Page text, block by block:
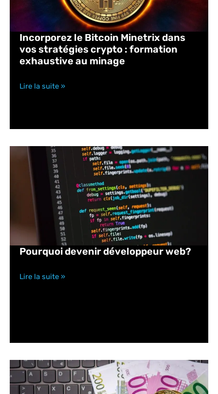
Incorporez le Bitcoin Minetrix dans
vos stratégies crypto : formation
exhaustive au minage
Lire la suite »
Pourquoi devenir développeur web?
Lire la suite »